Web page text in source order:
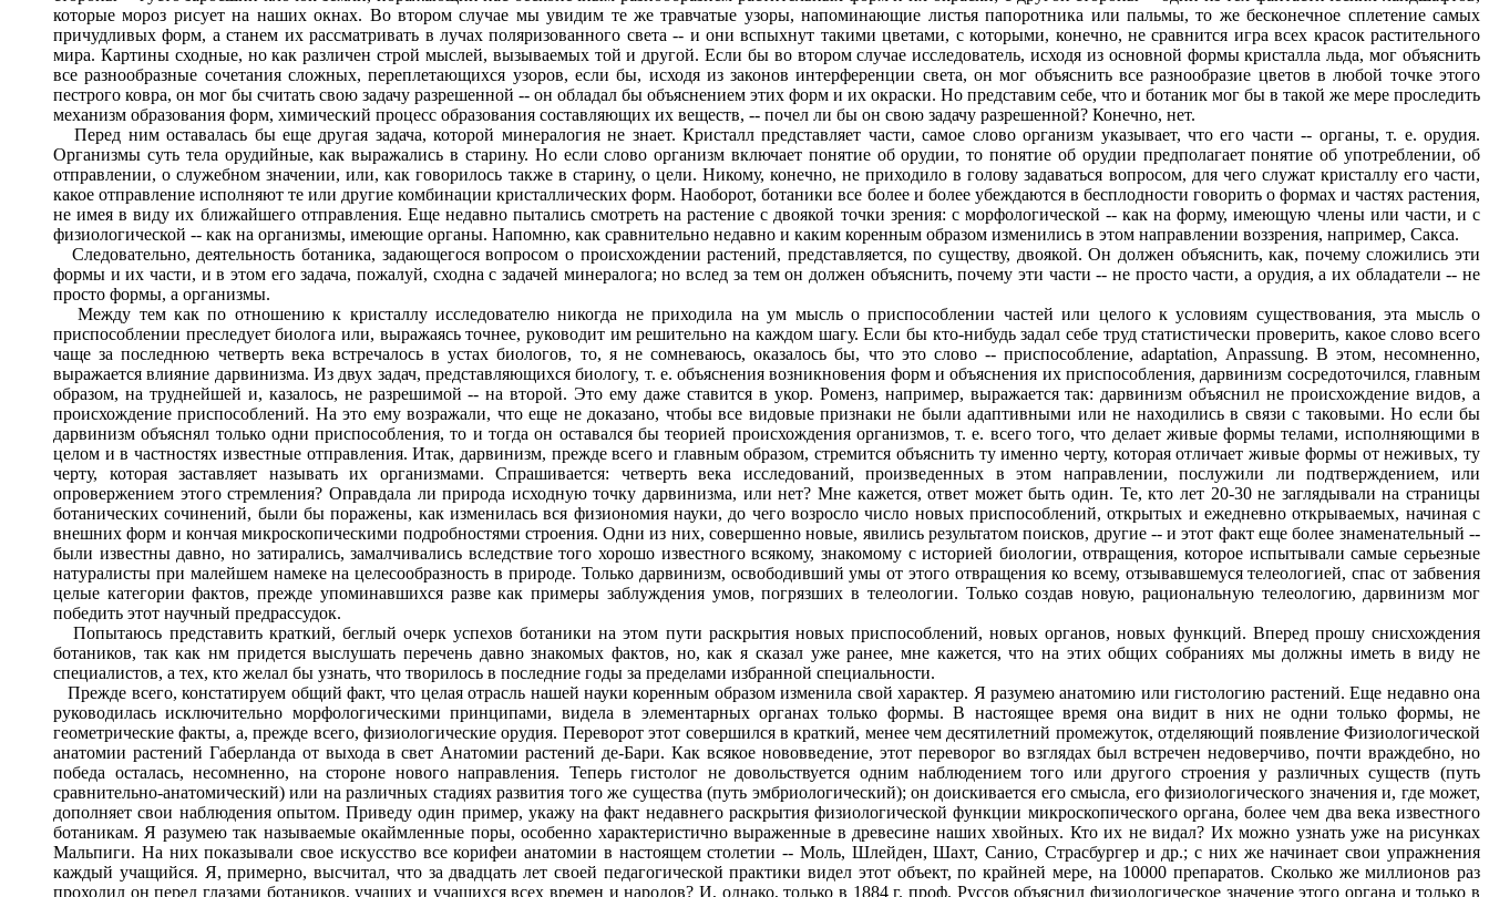
которые мороз рисует на наших окнах. Во втором случае мы увидим те же травчатые узоры, напоминающие листья папоротника или пальмы, то же бесконечное сплетение самых
причудливых форм, а станем их рассматривать в лучах поляризованного света -- и они вспыхнут такими цветами, с которыми, конечно, не сравнится игра всех красок растительного
мира. Картины сходные, но как различен строй мыслей, вызываемых той и другой. Если бы во втором случае исследователь, исходя из основной формы кристалла льда, мог объяснить
все разнообразные сочетания сложных, переплетающихся узоров, если бы, исходя из законов интерференции света, он мог объяснить все разнообразие цветов в любой точке этого
пестрого ковра, он мог бы считать свою задачу разрешенной -- он обладал бы объяснением этих форм и их окраски. Но представим себе, что и ботаник мог бы в такой же мере проследить
механизм образования форм, химический процесс образования составляющих их веществ, -- почел ли бы он свою задачу разрешенной? Конечно, нет.
Перед ним оставалась бы еще другая задача, которой минералогия не знает. Кристалл представляет части, самое слово организм указывает, что его части -- органы, т. е. орудия.
Организмы суть тела орудийные, как выражались в старину. Но если слово организм включает понятие об орудии, то понятие об орудии предполагает понятие об употреблении, об
отправлении, о служебном значении, или, как говорилось также в старину, о цели. Никому, конечно, не приходило в голову задаваться вопросом, для чего служат кристаллу его части,
какое отправление исполняют те или другие комбинации кристаллических форм. Наоборот, ботаники все более и более убеждаются в бесплодности говорить о формах и частях растения,
не имея в виду их ближайшего отправления. Еще недавно пытались смотреть на растение с двоякой точки зрения: с морфологической -- как на форму, имеющую члены или части, и с
физиологической -- как на организмы, имеющие органы. Напомню, как сравнительно недавно и каким коренным образом изменились в этом направлении воззрения, например, Сакса.
Следовательно, деятельность ботаника, задающегося вопросом о происхождении растений, представляется, по существу, двоякой. Он должен объяснить, как, почему сложились эти
формы и их части, и в этом его задача, пожалуй, сходна с задачей минералога; но вслед за тем он должен объяснить, почему эти части -- не просто части, а орудия, а их обладатели -- не
просто формы, а организмы.
Между тем как по отношению к кристаллу исследователю никогда не приходила на ум мысль о приспособлении частей или целого к условиям существования, эта мысль о
приспособлении преследует биолога или, выражаясь точнее, руководит им решительно на каждом шагу. Если бы кто-нибудь задал себе труд статистически проверить, какое слово всего
чаще за последнюю четверть века встречалось в устах биологов, то, я не сомневаюсь, оказалось бы, что это слово -- приспособление, adaptation, Anpassung. В этом, несомненно,
выражается влияние дарвинизма. Из двух задач, представляющихся биологу, т. е. объяснения возникновения форм и объяснения их приспособления, дарвинизм сосредоточился, главным
образом, на труднейшей и, казалось, не разрешимой -- на второй. Это ему даже ставится в укор. Роменз, например, выражается так: дарвинизм объяснил не происхождение видов, а
происхождение приспособлений. На это ему возражали, что еще не доказано, чтобы все видовые признаки не были адаптивными или не находились в связи с таковыми. Но если бы
дарвинизм объяснял только одни приспособления, то и тогда он оставался бы теорией происхождения организмов, т. е. всего того, что делает живые формы телами, исполняющими в
целом и в частностях известные отправления. Итак, дарвинизм, прежде всего и главным образом, стремится объяснить ту именно черту, которая отличает живые формы от неживых, ту
черту, которая заставляет называть их организмами. Спрашивается: четверть века исследований, произведенных в этом направлении, послужили ли подтверждением, или
опровержением этого стремления? Оправдала ли природа исходную точку дарвинизма, или нет? Мне кажется, ответ может быть один. Те, кто лет 20-30 не заглядывали на страницы
ботанических сочинений, были бы поражены, как изменилась вся физиономия науки, до чего возросло число новых приспособлений, открытых и ежедневно открываемых, начиная с
внешних форм и кончая микроскопическими подробностями строения. Одни из них, совершенно новые, явились результатом поисков, другие -- и этот факт еще более знаменательный --
были известны давно, но затирались, замалчивались вследствие того хорошо известного всякому, знакомому с историей биологии, отвращения, которое испытывали самые серьезные
натуралисты при малейшем намеке на целесообразность в природе. Только дарвинизм, освободивший умы от этого отвращения ко всему, отзывавшемуся телеологией, спас от забвения
целые категории фактов, прежде упоминавшихся разве как примеры заблуждения умов, погрязших в телеологии. Только создав новую, рациональную телеологию, дарвинизм мог
победить этот научный предрассудок.
Попытаюсь представить краткий, беглый очерк успехов ботаники на этом пути раскрытия новых приспособлений, новых органов, новых функций. Вперед прошу снисхождения
ботаников, так как нм придется выслушать перечень давно знакомых фактов, но, как я сказал уже ранее, мне кажется, что на этих общих собраниях мы должны иметь в виду не
специалистов, а тех, кто желал бы узнать, что творилось в последние годы за пределами избранной специальности.
Прежде всего, констатируем общий факт, что целая отрасль нашей науки коренным образом изменила свой характер. Я разумею анатомию или гистологию растений. Еще недавно она
руководилась исключительно морфологическими принципами, видела в элементарных органах только формы. В настоящее время она видит в них не одни только формы, не
геометрические факты, а, прежде всего, физиологические орудия. Переворот этот совершился в краткий, менее чем десятилетний промежуток, отделяющий появление Физиологической
анатомии растений Габерланда от выхода в свет Анатомии растений де-Бари. Как всякое нововведение, этот переворог во взглядах был встречен недоверчиво, почти враждебно, но
победа осталась, несомненно, на стороне нового направления. Теперь гистолог не довольствуется одним наблюдением того или другого строения у различных существ (путь
сравнительно-анатомический) или на различных стадиях развития того же существа (путь эмбриологический); он доискивается его смысла, его физиологического значения и, где может,
дополняет свои наблюдения опытом. Приведу один пример, укажу на факт недавнего раскрытия физиологической функции микроскопического органа, более чем два века известного
ботаникам. Я разумею так называемые окаймленные поры, особенно характеристично выраженные в древесине наших хвойных. Кто их не видал? Их можно узнать уже на рисунках
Мальпиги. На них показывали свое искусство все корифеи анатомии в настоящем столетии -- Моль, Шлейден, Шахт, Санио, Страсбургер и др.; с них же начинает свои упражнения
каждый учащийся. Я, примерно, высчитал, что за двадцать лет своей педагогической практики видел этот объект, по крайней мере, на 10000 препаратов. Сколько же миллионов раз
проходил он перед глазами ботаников, учащих и учащихся всех времен и народов? И, однако, только в 1884 г. проф. Руссов объяснил физиологическое значение этого органа и только в